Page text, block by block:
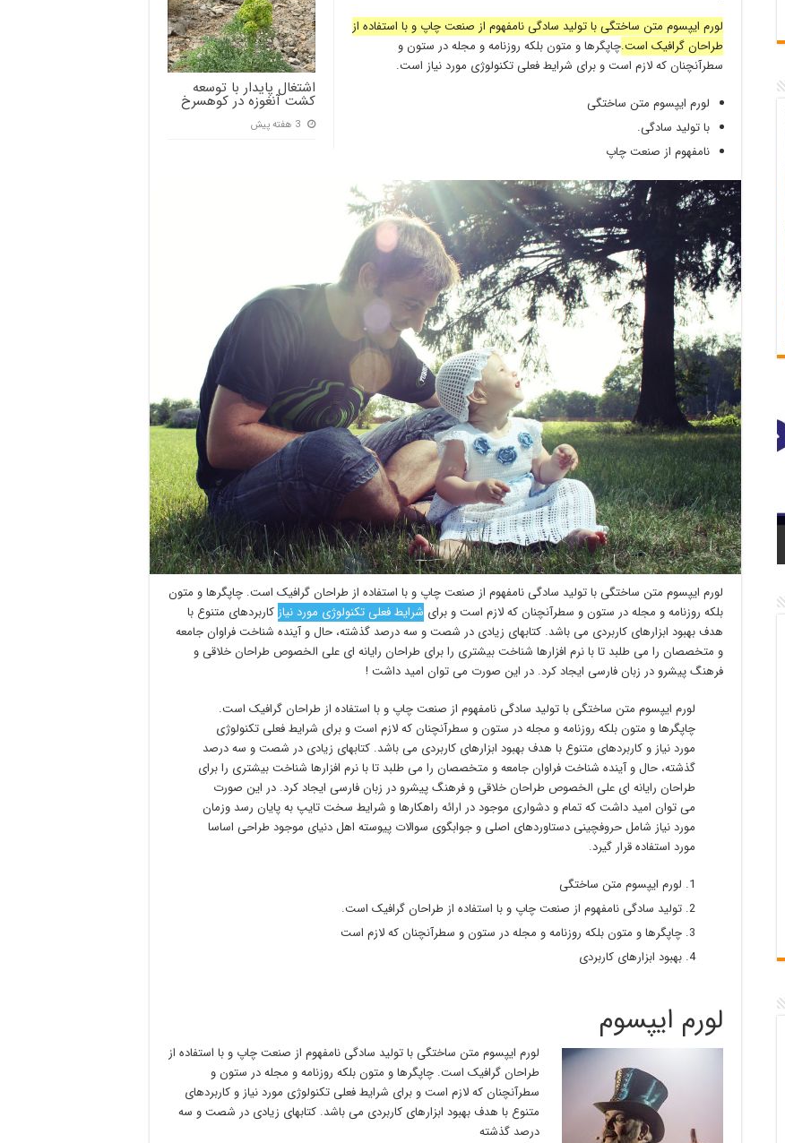
اشتغال پایدار با توسعه
کشت آنغوزه در کوهسرخ
3 هفته پیش
لورم ایپسوم متن ساختگی با تولید سادگی نامفهوم از صنعت چاپ و با استفاده از
طراحان گرافیک است.چاپگرها و متون بلکه روزنامه و مجله در ستون و
سطرآنچنان که لازم است و برای شرایط فعلی تکنولوژی مورد نیاز است.
لورم ایپسوم متن ساختگی
با تولید سادگی.
نامفهوم از صنعت چاپ
لورم ایپسوم متن ساختگی با تولید سادگی نامفهوم از صنعت چاپ و با استفاده از طراحان گرافیک است. چاپگرها و متون
بلکه روزنامه و مجله در ستون و سطرآنچنان که لازم است و برای شرایط فعلی تکنولوژی مورد نیازکاربردهای متنوع با
هدف بهبود ابزارهای کاربردی می باشد. کتابهای زیادی در شصت و سه درصد گذشته، حال و آینده شناخت فراوان جامعه
و متخصصان را می طلبد تا با نرم افزارها شناخت بیشتری را برای طراحان رایانه ای علی الخصوص طراحان خلاقی و
فرهنگ پیشرو در زبان فارسی ایجاد کرد. در این صورت می توان امید داشت !
لورم ایپسوم متن ساختگی با تولید سادگی نامفهوم از صنعت چاپ و با استفاده از طراحان گرافیک است.
چاپگرها و متون بلکه روزنامه و مجله در ستون و سطرآنچنان که لازم است و برای شرایط فعلی تکنولوژی
مورد نیاز و کاربردهای متنوع با هدف بهبود ابزارهای کاربردی می باشد. کتابهای زیادی در شصت و سه درصد
گذشته، حال و آینده شناخت فراوان جامعه و متخصصان را می طلبد تا با نرم افزارها شناخت بیشتری را برای
طراحان رایانه ای علی الخصوص طراحان خلاقی و فرهنگ پیشرو در زبان فارسی ایجاد کرد. در این صورت
می توان امید داشت که تمام و دشواری موجود در ارائه راهکارها و شرایط سخت تایپ به پایان رسد وزمان
مورد نیاز شامل حروفچینی دستاوردهای اصلی و جوابگوی سوالات پیوسته اهل دنیای موجود طراحی اساسا
مورد استفاده قرار گیرد.
لورم ایپسوم متن ساختگی
تولید سادگی نامفهوم از صنعت چاپ و با استفاده از طراحان گرافیک است.
چاپگرها و متون بلکه روزنامه و مجله در ستون و سطرآنچنان که لازم است
بهبود ابزارهای کاربردی
لورم ایپسوم
لورم ایپسوم متن ساختگی با تولید سادگی نامفهوم از صنعت چاپ و با استفاده از
طراحان گرافیک است. چاپگرها و متون بلکه روزنامه و مجله در ستون و
سطرآنچنان که لازم است و برای شرایط فعلی تکنولوژی مورد نیاز و کاربردهای
متنوع با هدف بهبود ابزارهای کاربردی می باشد. کتابهای زیادی در شصت و سه
درصد گذشته